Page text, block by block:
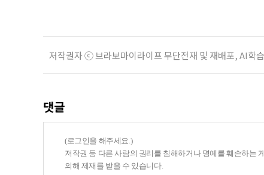
저작권자 ⓒ 브라보마이라이프 무단전재 및 재배포, AI학
댓글